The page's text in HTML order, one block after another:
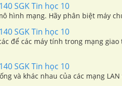
SGK Tin học 10
hình mạng. Hãy phân biệt máy
SGK Tin học 10
để các máy tính trong mạng
SGK Tin học 10
và khác nhau của các mạng LAN